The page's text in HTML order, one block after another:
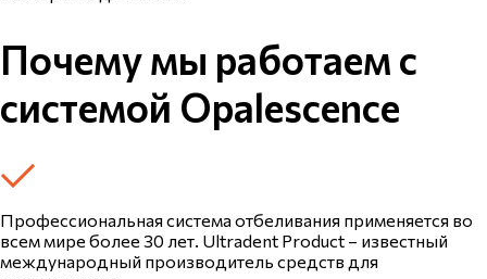
Почему мы работаем с
системой Opalescence
Профессиональная система отбеливания применяется во
всем мире более 30 лет. Ultradent Product – известный
международный производитель средств для